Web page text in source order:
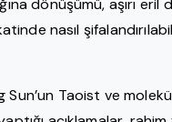
dönüşümü, aşırı eril
nasıl
Sun’un Taoist ve